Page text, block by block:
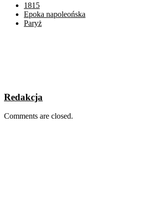
1815
Epoka napoleońska
Paryż
Redakcja
Comments are closed.